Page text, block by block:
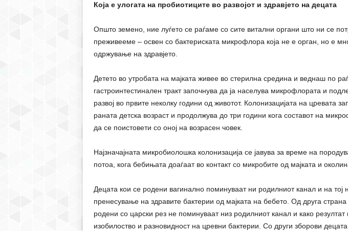
Која е улогата на пробиотиците во развојот и здравјето на децата
Општо земено, ние луѓето се раѓаме со сите витални органи што ни се
преживееме – освен со бактериската микрофлора која не е орган, но е
одржување на здравјето.
Детето во утробата на мајката живее во стерилна средина и веднаш по
гастроинтестинален тракт започнува да ја населува микрофлората и
развој во првите неколку години од животот. Колонизацијата на цревата
раната детска возраст и продолжува до три години кога составот на
да се поистовети со оној на возрасен човек.
Најзначајната микробиолошка колонизација се јавува за време на
потоа, кога бебињата доаѓаат во контакт со микробите од мајката и
Децата кои се родени вагинално поминуваат ни родилниот канал и на тој
пренесување на здравите бактерии од мајката на бебето. Од друга
родени со царски рез не поминуваат низ родилниот канал и како
изобилоство и разновидност на цревни бактерии. Со други зборови